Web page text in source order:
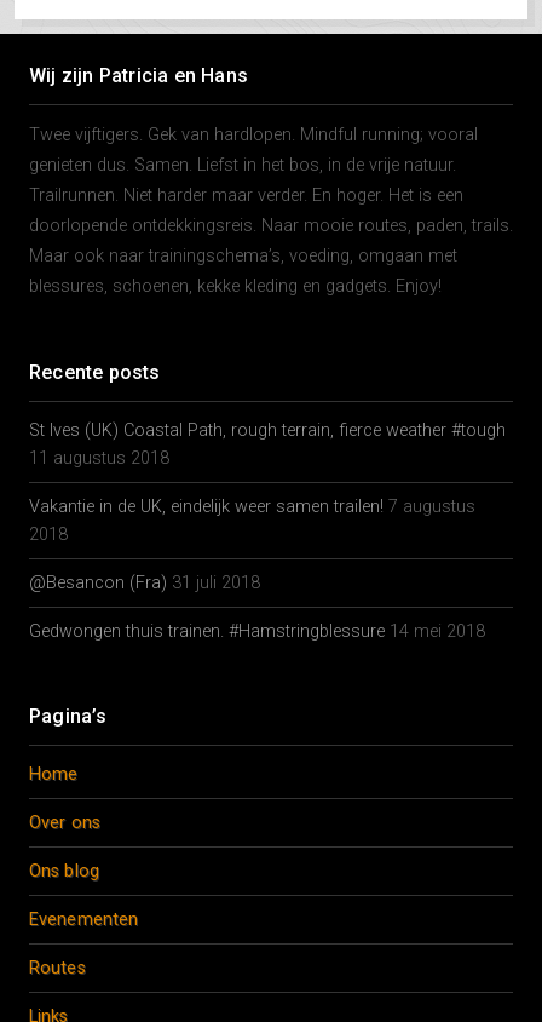
Wij zijn Patricia en Hans
Twee vijftigers. Gek van hardlopen. Mindful running; vooral
genieten dus. Samen. Liefst in het bos, in de vrije natuur.
Trailrunnen. Niet harder maar verder. En hoger. Het is een
doorlopende ontdekkingsreis. Naar mooie routes, paden, trails.
Maar ook naar trainingschema’s, voeding, omgaan met
blessures, schoenen, kekke kleding en gadgets. Enjoy!
Recente posts
St Ives (UK) Coastal Path, rough terrain, fierce weather #tough
11 augustus 2018
Vakantie in de UK, eindelijk weer samen trailen! 7 augustus
2018
@Besancon (Fra) 31 juli 2018
Gedwongen thuis trainen. #Hamstringblessure 14 mei 2018
Pagina’s
Home
Over ons
Ons blog
Evenementen
Routes
Links